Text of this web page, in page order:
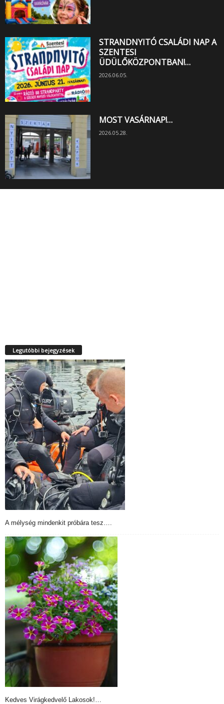
STRANDNYITÓ CSALÁDI NAP A
SZENTESI
ÜDÜLŐKÖZPONTBAN!…
2026.06.05.
MOST VASÁRNAP!…
2026.05.28.
Legutóbbi bejegyzések
A mélység mindenkit próbára tesz….
Kedves Virágkedvelő Lakosok!…